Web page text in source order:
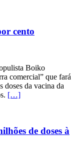
cento
Boiko
comercial” que fará
doses da vacina da
[…]
de doses à